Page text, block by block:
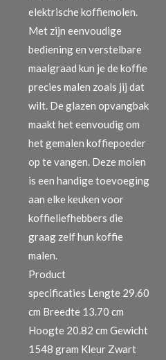
elektrische koffiemolen.
Met zijn eenvoudige
bediening en verstelbare
maalgraad kun je de koffie
precies malen zoals jij dat
wilt. De glazen opvangbak
maakt het eenvoudig om
het gemalen koffiepoeder
op te vangen. Deze molen
is een handige toevoeging
aan elke keuken voor
koffieliefhebbers die
graag zelf hun koffie
malen.
Product
specificaties Lengte 29.60
cm Breedte 13.70 cm
Hoogte 20.82 cm Gewicht
1548 gram Kleur Zwart